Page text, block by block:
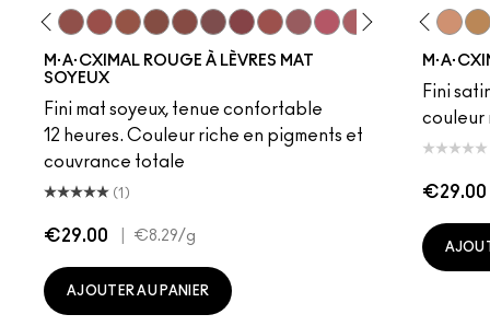
Mull It To The Max
Warm Teddy
WhirlSoarTwig Twist
M·A·CXIMAL ROUGE À LÈVRES MAT
SOYEUX
Fini mat soyeux, tenue confortable
12 heures. Couleur riche en pigments et
couvrance totale
(1)
€29.00 €8.29/g
AJOUTER AU PANIER
Fini
couleur
€29.00